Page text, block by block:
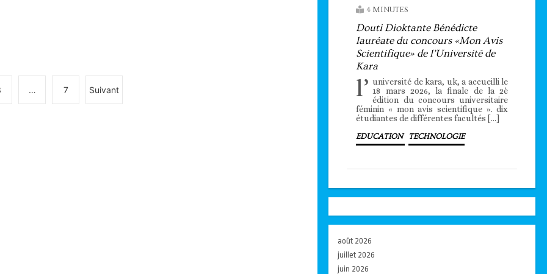
… 7 Suivant
4 MINUTES
Douti Dioktante Bénédicte
lauréate du concours «Mon Avis
Scientifique» de l’Université de
Kara
l’ université de kara, uk, a accueilli le
18 mars 2026, la finale de la 2è
édition du concours universitaire
féminin « mon avis scientifique ». dix
étudiantes de différentes facultés […]
EDUCATION TECHNOLOGIE
août 2026
juillet 2026
juin 2026